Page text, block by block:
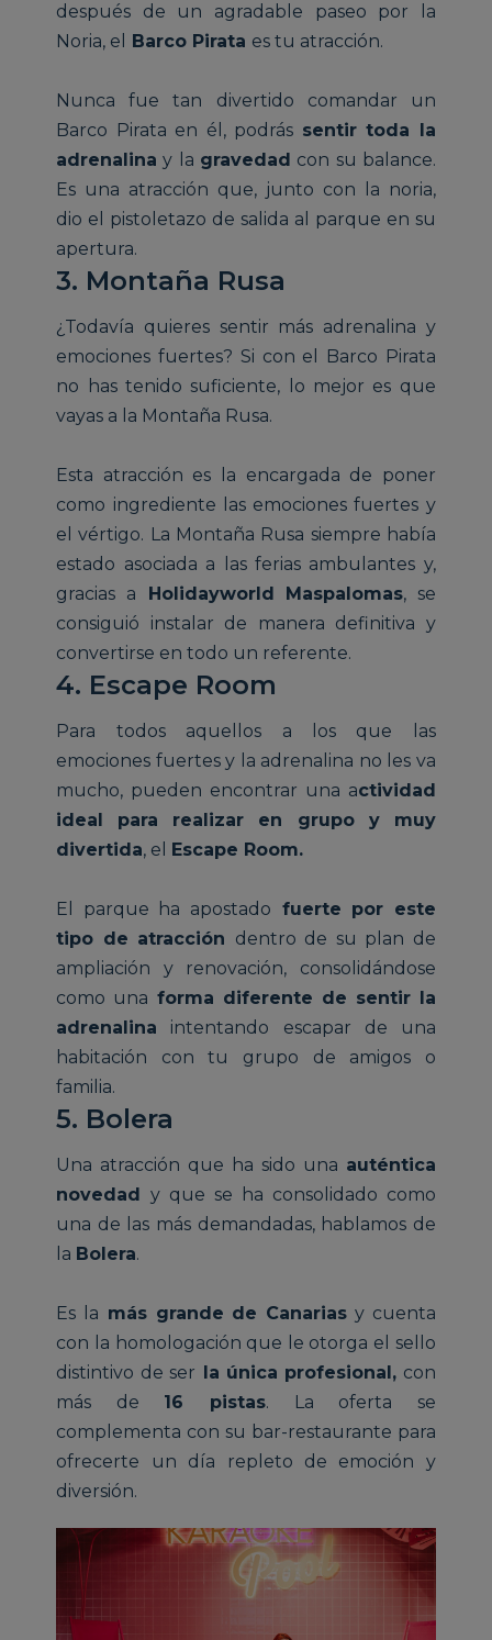
después de un agradable paseo por la
Noria, el
Barco Pirata es tu atracción.
Nunca fue tan divertido comandar un
Barco Pirata en él, podrás sentir toda la
adrenalina y la gravedad con su balance.
Es una atracción que, junto con la noria,
dio el pistoletazo de salida al parque en su
apertura.
3. Montaña Rusa
¿Todavía quieres sentir más adrenalina y
emociones fuertes? Si con el Barco Pirata
no has tenido suficiente, lo mejor es que
vayas a la Montaña Rusa.
Esta atracción es la encargada de poner
como ingrediente las emociones fuertes y
el vértigo. La Montaña Rusa siempre había
estado asociada a las ferias ambulantes y,
gracias a Holidayworld Maspalomas, se
consiguió instalar de manera definitiva y
convertirse en todo un referente.
4. Escape Room
Para todos aquellos a los que las
emociones fuertes y la adrenalina no les va
mucho, pueden encontrar una actividad
ideal para realizar en grupo y muy
divertida, el Escape Room.
El parque ha apostado fuerte por este
tipo de atracción dentro de su plan de
ampliación y renovación, consolidándose
como una forma diferente de sentir la
adrenalina intentando escapar de una
habitación con tu grupo de amigos o
familia.
5. Bolera
Una atracción que ha sido una auténtica
novedady que se ha consolidado como
una de las más demandadas, hablamos de
la Bolera.
Es la más grande de Canarias y cuenta
con la homologación que le otorga el sello
distintivo de ser la única profesional, con
más de 16 pistas. La oferta se
complementa con su bar-restaurante para
ofrecerte un día repleto de emoción y
diversión.